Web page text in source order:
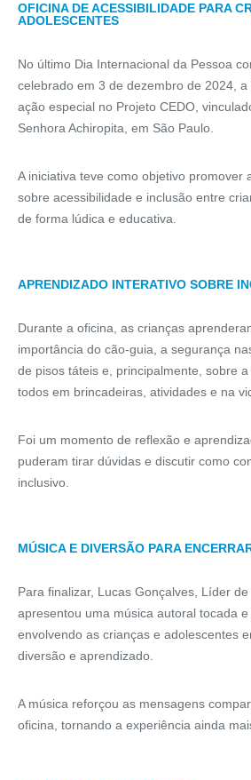
OFICINA DE ACESSIBILIDADE PARA
ADOLESCENTES
No último Dia Internacional da Pessoa
celebrado em 3 de dezembro de 2024, a
ação especial no Projeto CEDO,
Senhora Achiropita, em São Paulo.
A iniciativa teve como objetivo promover
sobre acessibilidade e inclusão entre
de forma lúdica e educativa.
APRENDIZADO INTERATIVO SOBRE
Durante a oficina, as crianças
importância do cão-guia, a segurança
de pisos táteis e, principalmente, sobre
todos em brincadeiras, atividades e na
Foi um momento de reflexão e
puderam tirar dúvidas e discutir como
inclusivo.
MÚSICA E DIVERSÃO PARA
Para finalizar, Lucas Gonçalves, Líder de
apresentou uma música autoral tocada e
envolvendo as crianças e adolescentes
diversão e aprendizado.
A música reforçou as mensagens
oficina, tornando a experiência ainda